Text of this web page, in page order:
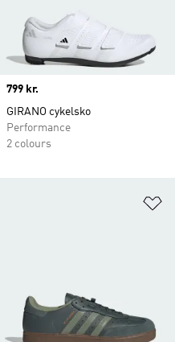
Price
799 kr.
GIRANO cykelsko
Performance
2 colours